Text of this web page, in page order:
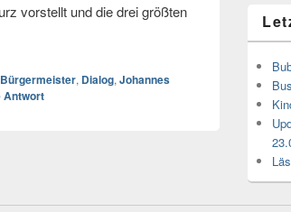
vorstellt und die drei größten
Bürgermeister, Dialog,Johannes
Antwort